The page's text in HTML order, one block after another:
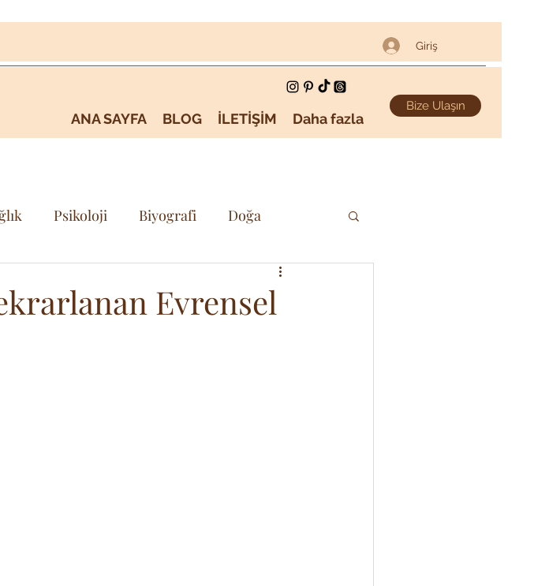
Giriş
ANA SAYFA BLOG İLETİŞİM Daha fazla
Bize Ulaşın
Psikoloji Biyografi Doğa
Sanat & Kültür
Evrensel